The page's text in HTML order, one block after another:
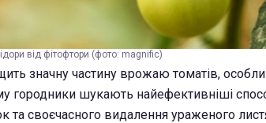
від фітофтори (фото: magnific)
значну частину врожаю томатів,
городники шукають найефективніші
та своєчасного видалення ураженого